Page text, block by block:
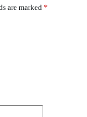
are marked *